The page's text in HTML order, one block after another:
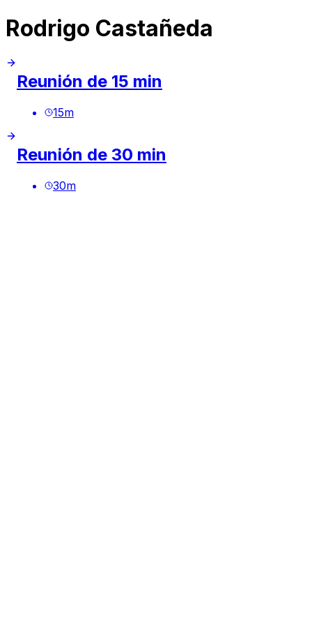
Rodrigo Castañeda
Reunión de 15 min
15m
Reunión de 30 min
30m